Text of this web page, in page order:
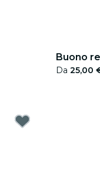
Buono
Da 25,00